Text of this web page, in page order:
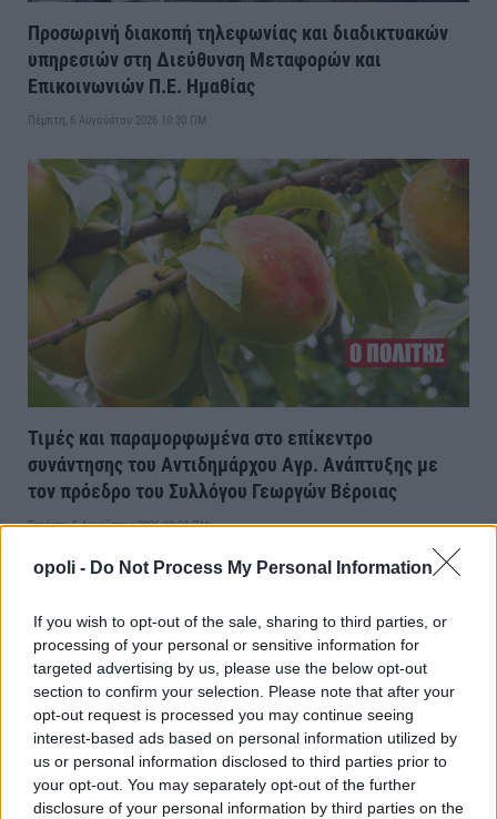
opoli - Do Not Process My Personal Information
If you wish to opt-out of the sale, sharing to third parties, or
processing of your personal or sensitive information for
targeted advertising by us, please use the below opt-out
section to confirm your selection. Please note that after your
opt-out request is processed you may continue seeing
interest-based ads based on personal information utilized by
us or personal information disclosed to third parties prior to
your opt-out. You may separately opt-out of the further
disclosure of your personal information by third parties on the
Προσωρινή διακοπή τηλεφωνίας και διαδικτυακών
υπηρεσιών στη Διεύθυνση Μεταφορών και
Επικοινωνιών Π.Ε. Ημαθίας
Πέμπτη, 6 Αυγούστου 2026 10:30 ΠΜ
Τιμές και παραμορφωμένα στο επίκεντρο
συνάντησης του Αντιδημάρχου Αγρ. Ανάπτυξης με
τον πρόεδρο του Συλλόγου Γεωργών Βέροιας
Τετάρτη, 5 Αυγούστου 2026 10:38 ΠΜ